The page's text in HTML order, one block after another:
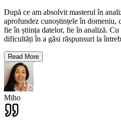
După ce am absolvit masterul în
aprofundez cunoștințele în domeniu,
fie în știința datelor, fie în analiză. Cu
dificultăți în a găsi răspunsuri la
Read More
Miho